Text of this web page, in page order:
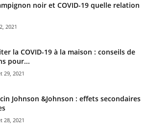
noir et COVID-19 quelle relation
2021
la COVID-19 à la maison : conseils de
pour...
29, 2021
Johnson &Johnson : effets secondaires
28, 2021